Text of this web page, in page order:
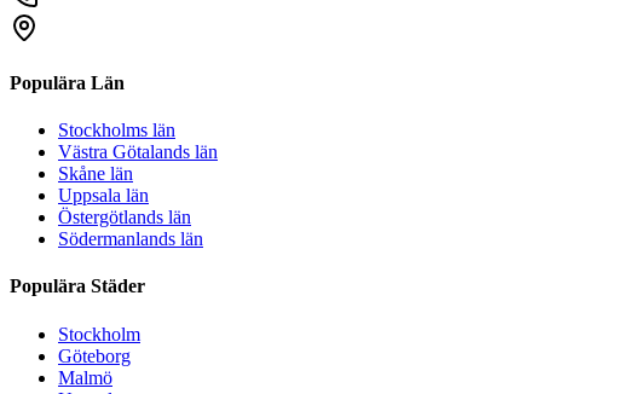
Populära Län
Stockholms län
Västra Götalands län
Skåne län
Uppsala län
Östergötlands län
Södermanlands län
Populära Städer
Stockholm
Göteborg
Malmö